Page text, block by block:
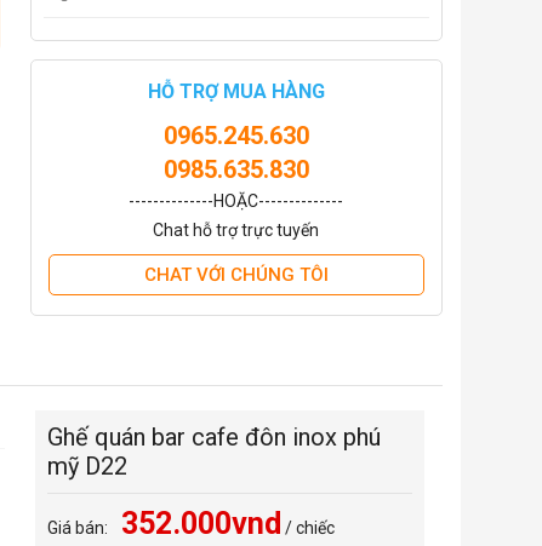
HỖ TRỢ MUA HÀNG
0965.245.630
0985.635.830
--------------HOẶC--------------
Chat hỗ trợ trực tuyến
CHAT VỚI CHÚNG TÔI
Ghế quán bar cafe đôn inox phú
mỹ D22
Giá bán: 352.000vnd / chiếc